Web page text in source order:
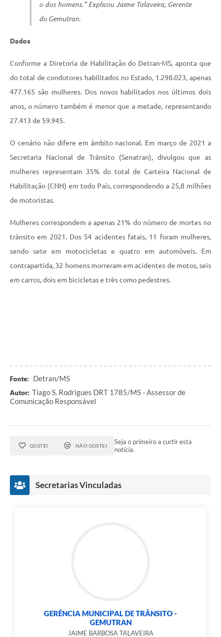
o dos homens.” Explicou Jaime Talaveira, Gerente
do Gemutran.
Dados
Conforme a Diretoria de Habilitação do Detran-MS, aponta que
do total de condutores habilitados no Estado, 1.298.023, apenas
477.165 são mulheres. Dos novos habilitados nos últimos dois
anos, o número também é menor que a metade, representando
27.413 de 59.945.
O cenário não difere em âmbito nacional. Em março de 2021 a
Secretaria Nacional de Trânsito (Senatran), divulgou que as
mulheres representam 35% do total de Carteira Nacional de
Habilitação (CNH) em todo País, correspondendo a 25,8 milhões
de motoristas.
Mulheres correspondem a apenas 21% do número de mortes no
trânsito em 2021. Dos 54 acidentes fatais, 11 foram mulheres,
sendo sete em motocicletas e quatro em automóveis. Em
contrapartida, 32 homens morreram em acidentes de motos, seis
em carros, dois em bicicletas e três como pedestres.
Fonte: Detran/MS
Autor: Tiago S. Rodrigues DRT 1785/MS - Assessor de
Comunicação Responsável
GOSTEI NÃO GOSTEI
Seja o primeiro a curtir esta
notícia.
Secretarias Vinculadas
GERÊNCIA MUNICIPAL DE TRÂNSITO -
GEMUTRAN
JAIME BARBOSA TALAVEIRA